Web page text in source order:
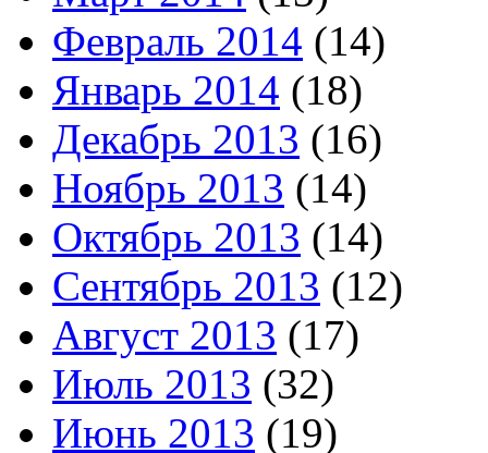
Февраль 2014 (14)
Январь 2014 (18)
Декабрь 2013 (16)
Ноябрь 2013 (14)
Октябрь 2013 (14)
Сентябрь 2013 (12)
Август 2013 (17)
Июль 2013 (32)
Июнь 2013 (19)